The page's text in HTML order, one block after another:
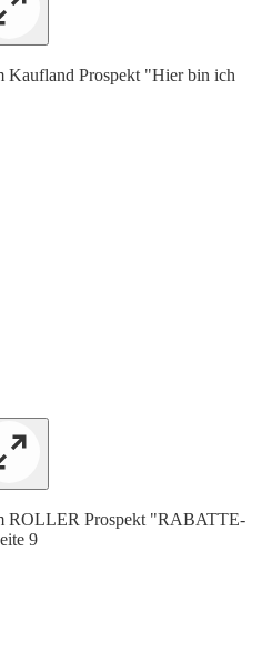
Kaufland Prospekt "Hier bin ich
ROLLER Prospekt "RABATTE-
9